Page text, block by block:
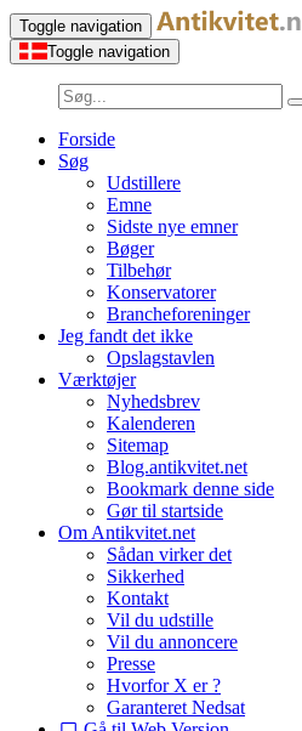
Toggle navigation
Toggle navigation
Forside
Søg
Udstillere
Emne
Sidste nye emner
Bøger
Tilbehør
Konservatorer
Brancheforeninger
Jeg fandt det ikke
Opslagstavlen
Værktøjer
Nyhedsbrev
Kalenderen
Sitemap
Blog.antikvitet.net
Bookmark denne side
Gør til startside
Om Antikvitet.net
Sådan virker det
Sikkerhed
Kontakt
Vil du udstille
Vil du annoncere
Presse
Hvorfor X er ?
Garanteret Nedsat